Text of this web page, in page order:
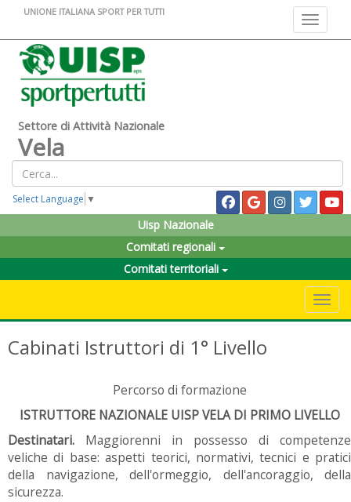
Toggle
UNIONE ITALIANA SPORT PER TUTTI
Settore di Attività Nazionale
Vela
Select Language ▼
Uisp Nazionale
Comitati regionali
Comitati territoriali
Cabinati Istruttori di 1° Livello
Percorso di formazione
ISTRUTTORE NAZIONALE UISP VELA DI PRIMO LIVELLO
Destinatari. Maggiorenni in possesso di competenze
veliche di base: aspetti teorici, normativi, tecnici e pratici
della navigazione, dell'ormeggio, dell'ancoraggio, della
sicurezza.